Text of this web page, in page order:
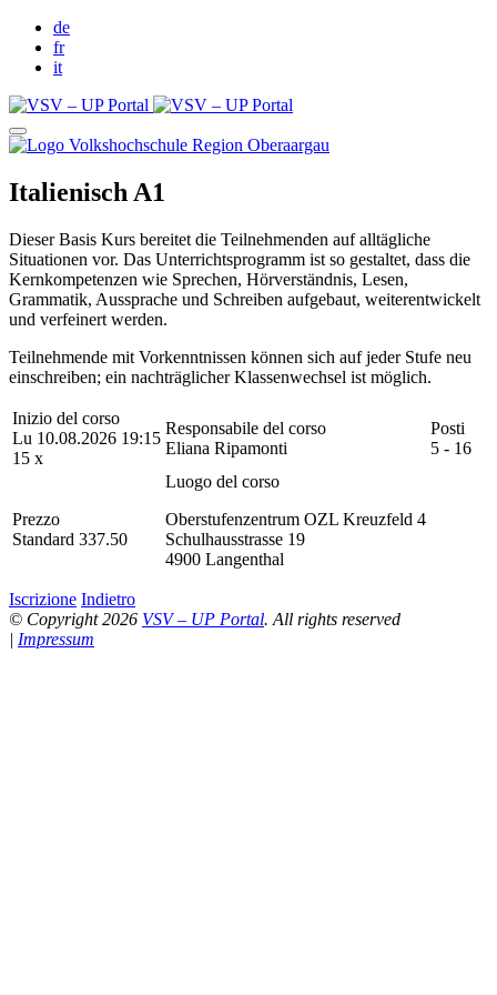
de
fr
it
Italienisch A1
Dieser Basis Kurs bereitet die Teilnehmenden auf alltägliche
Situationen vor. Das Unterrichtsprogramm ist so gestaltet, dass die
Kernkompetenzen wie Sprechen, Hörverständnis, Lesen,
Grammatik, Aussprache und Schreiben aufgebaut, weiterentwickelt
und verfeinert werden.
Teilnehmende mit Vorkenntnissen können sich auf jeder Stufe neu
einschreiben; ein nachträglicher Klassenwechsel ist möglich.
Inizio del corso
Lu 10.08.2026 19:15
15 x
Responsabile del corso
Eliana Ripamonti
Posti
5 - 16
Prezzo
Standard 337.50
Luogo del corso
Oberstufenzentrum OZL Kreuzfeld 4
Schulhausstrasse 19
4900 Langenthal
Iscrizione Indietro
© Copyright 2026 VSV – UP Portal. All rights reserved
| Impressum